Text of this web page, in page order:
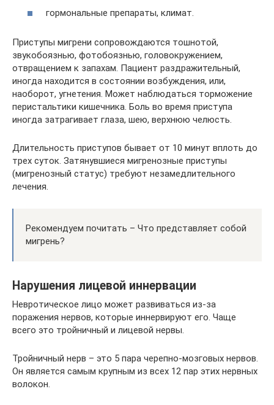
гормональные препараты, климат.
Приступы мигрени сопровождаются тошнотой,
звукобоязнью, фотобоязнью, головокружением,
отвращением к запахам. Пациент раздражительный,
иногда находится в состоянии возбуждения, или,
наоборот, угнетения. Может наблюдаться торможение
перистальтики кишечника. Боль во время приступа
иногда затрагивает глаза, шею, верхнюю челюсть.
Длительность приступов бывает от 10 минут вплоть до
трех суток. Затянувшиеся мигренозные приступы
(мигренозный статус) требуют незамедлительного
лечения.
Рекомендуем почитать – Что представляет собой
мигрень?
Нарушения лицевой иннервации
Невротическое лицо может развиваться из-за
поражения нервов, которые иннервируют его. Чаще
всего это тройничный и лицевой нервы.
Тройничный нерв – это 5 пара черепно-мозговых нервов.
Он является самым крупным из всех 12 пар этих нервных
волокон.